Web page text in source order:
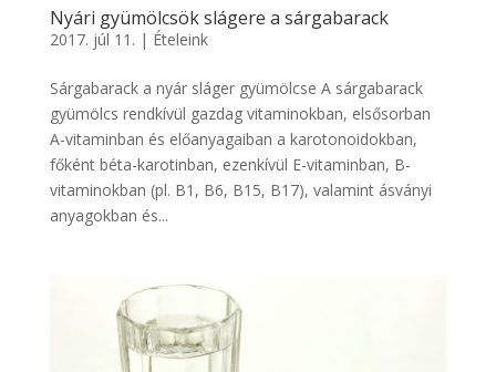
Nyári gyümölcsök slágere a sárgabarack
2017. júl 11. | Ételeink
Sárgabarack a nyár sláger gyümölcse A sárgabarack
gyümölcs rendkívül gazdag vitaminokban, elsősorban
A-vitaminban és előanyagaiban a karotonoidokban,
főként béta-karotinban, ezenkívül E-vitaminban, B-
vitaminokban (pl. B1, B6, B15, B17), valamint ásványi
anyagokban és...